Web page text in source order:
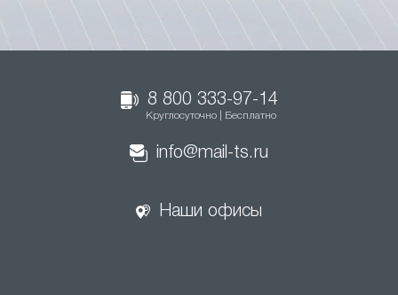
8 800 333-97-14
Круглосуточно | Бесплатно
info@mail-ts.ru
Наши офисы